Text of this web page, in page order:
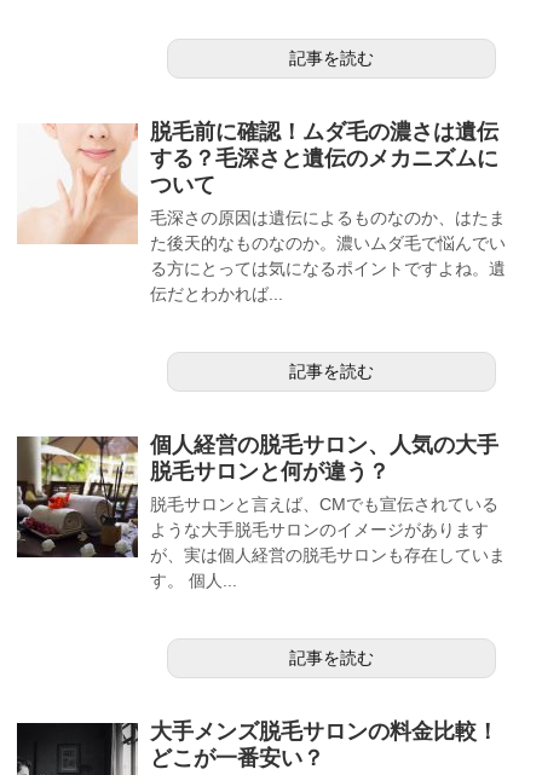
記事を読む
脱毛前に確認！ムダ毛の濃さは遺伝
する？毛深さと遺伝のメカニズムに
ついて
毛深さの原因は遺伝によるものなのか、はたま
た後天的なものなのか。濃いムダ毛で悩んでい
る方にとっては気になるポイントですよね。遺
伝だとわかれば...
記事を読む
個人経営の脱毛サロン、人気の大手
脱毛サロンと何が違う？
脱毛サロンと言えば、CMでも宣伝されている
ような大手脱毛サロンのイメージがあります
が、実は個人経営の脱毛サロンも存在していま
す。 個人...
記事を読む
大手メンズ脱毛サロンの料金比較！
どこが一番安い？